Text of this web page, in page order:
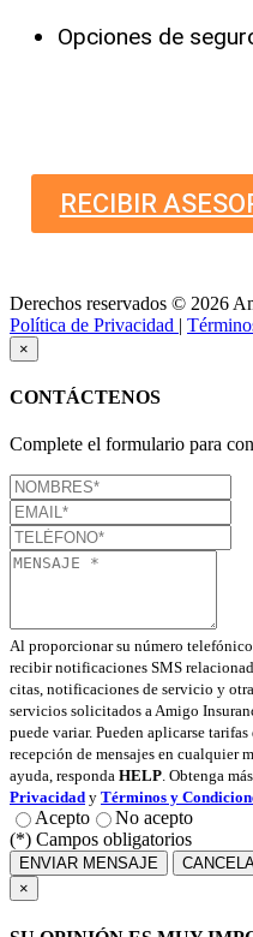
Opciones de
RECIBIR
Derechos reservados © 2026
Política de Privacidad |
×
CONTÁCTENOS
Complete el formulario para
Al proporcionar su número
recibir notificaciones SMS
citas, notificaciones de servicio y
servicios solicitados a Amigo
puede variar. Pueden aplicarse
recepción de mensajes en cualquier
ayuda, responda HELP. Obtenga
Privacidad y Términos y
Acepto
No acepto
(*) Campos obligatorios
ENVIAR MENSAJE
×